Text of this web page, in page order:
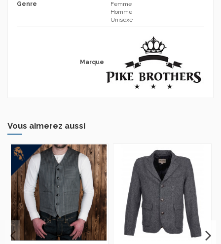
Genre
Femme
Homme
Unisexe
Marque
Vous aimerez aussi